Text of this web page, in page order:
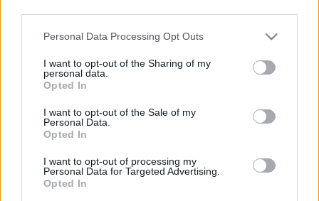
Please note that this website/app uses one or more Google
not limited to your visit or usage behaviour. You may click to
grant or deny consent to Google and its third-party tags to
use your data for below specified purposes in below Google
consent section.
Personal Data Processing Opt Outs
I want to opt-out of the Sharing of my
personal data.
Opted In
I want to opt-out of the Sale of my
Personal Data.
Opted In
I want to opt-out of processing my
Personal Data for Targeted Advertising.
Opted In
sokáig találgattak, ki kerül fel a nagycsapathoz,
végül a
Ducati választása a szezont kiválóan kezdő, igaz, azóta
kicsit a mezőnybe szürkülő olasz lett
Enea Bastianini menedzsere, Carlo Pernat szerint pedig
nyilván ez volt a jó döntés.
A Ducati jól döntött ” –szögezi le Pernat
Megítélhetje
mindenki, ahogy akarja, de ez a jó döntés. Jól csinálta a